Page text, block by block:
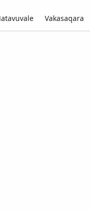
Vakasaqara